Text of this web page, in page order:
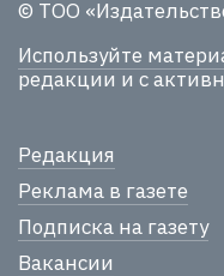
© ТОО
Используйте
редакции и с
Редакция
Реклама в газете
Подписка на газету
Вакансии